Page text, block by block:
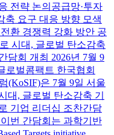
전략 논의공급망·투자
축 요구 대응 방향 모색
환 경쟁력 강화 방안 공
시대, 글로벌 탄소감축
담회 개최 2026년 7월 9
로벌콤팩트 한국협회
(KoSIF)은 7월 9일 서울
대, 글로벌 탄소감축 기
기업 리더십 조찬간담
번 간담회는 과학기반